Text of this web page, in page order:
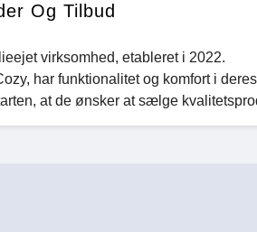
Og Tilbud
virksomhed, etableret i 2022.
har funktionalitet og komfort i
at de ønsker at sælge